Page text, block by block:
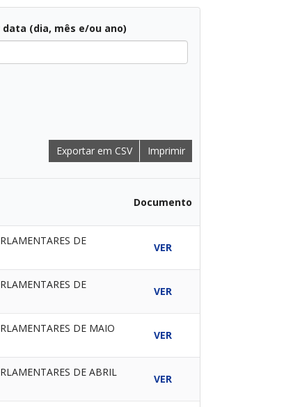
(dia, mês e/ou ano)
Exportar em CSV Imprimir
Documento
DE
VER
DE
VER
DE MAIO
VER
DE ABRIL
VER